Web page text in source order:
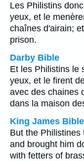
Les Philistins
yeux, et le
chaînes d'airain;
prison.
Darby Bible
Et les Philistins le
yeux, et le firent
avec des chaines
dans la maison
King James Bible
But the Philistines
and brought him
with fetters of